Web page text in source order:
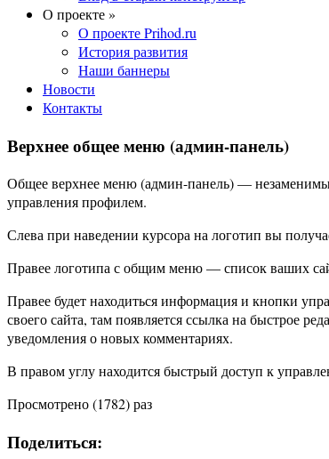
О проекте »
О проекте Prihod.ru
История развития
Наши баннеры
Новости
Контакты
Верхнее общее меню (админ-панель)
Общее верхнее меню (админ-панель) —
управления профилем.
Слева при наведении курсора на логотип вы
Правее логотипа с общим меню — список ваших
Правее будет находиться информация и кнопки
своего сайта, там появляется ссылка на быстрое
уведомления о новых комментариях.
В правом углу находится быстрый доступ к
Просмотрено (1782) раз
Поделиться: